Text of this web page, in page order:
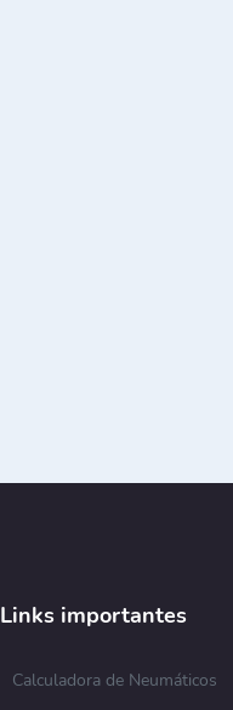
Links importantes
Calculadora de Neumáticos